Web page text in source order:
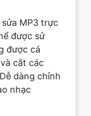
được cá
cắt các
dàng chỉnh
nhạc
cắt tệp